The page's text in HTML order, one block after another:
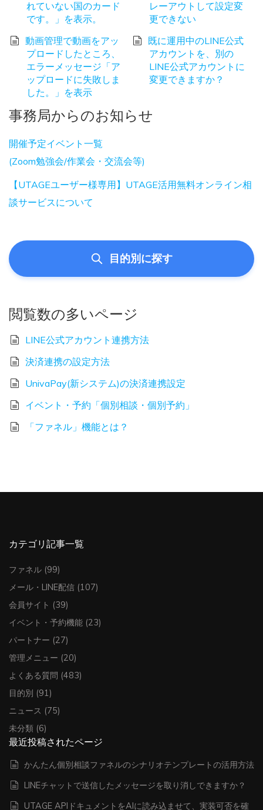
れていない国のカード
です。」を表示。
レーアウトして設定変
更できない
動画管理で動画をアッ
プロードしたところ、
エラーメッセージ「ア
ップロードに失敗しま
した。」を表示
既に運用中のLINE公式
アカウントを、別の
LINE公式アカウントに
変更できますか？
事務局からのお知らせ
開催予定イベント一覧
(Zoom勉強会/作業会・交流会等)
【UTAGEユーザー様専用】UTAGE活用無料オンライン相
談サービスについて
目的別に探す
閲覧数の多いページ
LINE公式アカウント連携方法
決済連携の設定方法
UnivaPay(新システム)の決済連携設定
イベント・予約「個別相談・個別予約」
「ファネル」機能とは？
カテゴリ記事一覧
ファネル (99)
メール・LINE配信 (107)
会員サイト (39)
イベント・予約機能 (23)
パートナー (27)
管理メニュー (20)
よくある質問 (483)
目的別 (91)
ニュース (75)
未分類 (6)
最近投稿されたページ
かんたん個別相談ファネルのシナリオテンプレートの活用方法
LINEチャットで送信したメッセージを取り消しできますか？
UTAGE APIドキュメントをAIに読み込ませて、実装可否を確